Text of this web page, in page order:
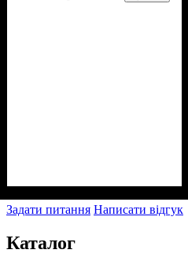
Задати питання Написати відгук
Каталог